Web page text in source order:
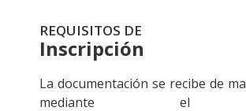
REQUISITOS DE
Inscripción
La documentación se recibe de
mediante el